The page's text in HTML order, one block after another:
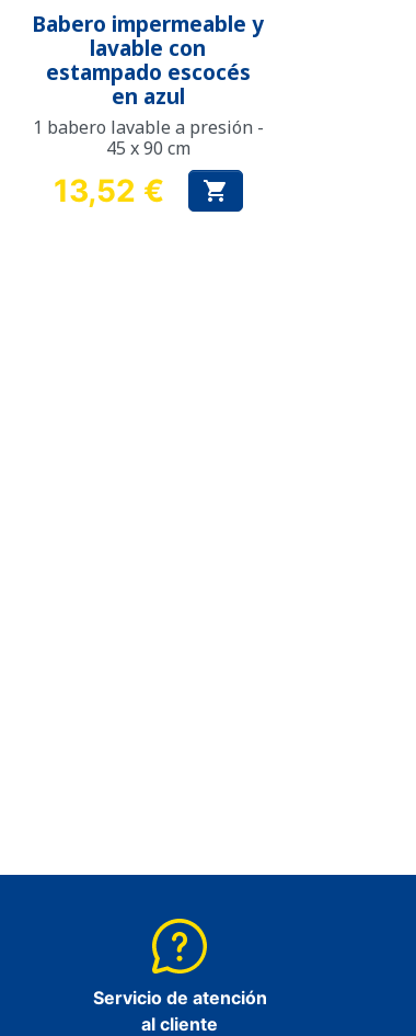
Vista rápida
Babero impermeable y
lavable con
estampado escocés
en azul
1 babero lavable a presión -
45 x 90 cm
Precio
13,52 € 
Servicio de atención
al cliente